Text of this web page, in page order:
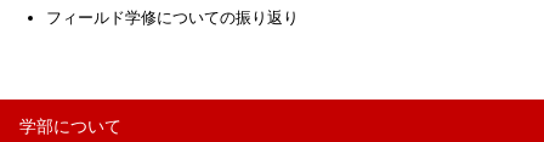
フィールド学修についての振り返り
学部について